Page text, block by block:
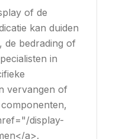
of de
kan duiden
de bedrading of
in
vervangen of
display-
a>.